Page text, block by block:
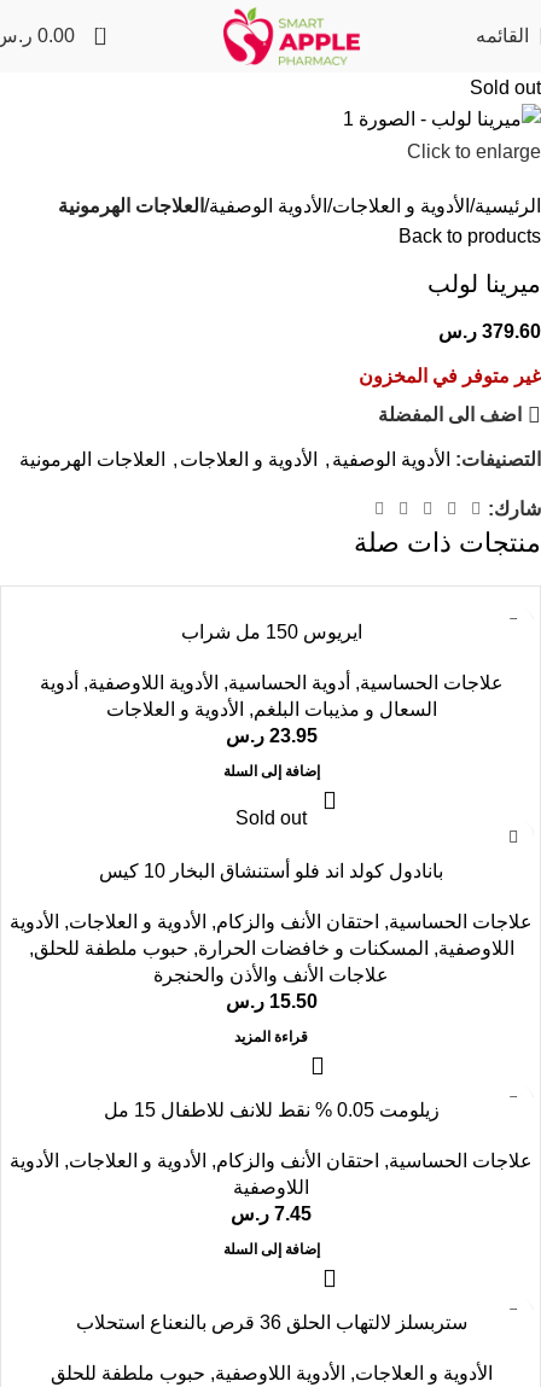
القائمه 0
0.00
Sold out
Click to enlarge
الرئيسية الأدوية و العلاجات الأدوية الوصفية العلاجات الهرمونية
Back to products
ميرينا لولب
379.60 ر.س
غير متوفر في المخزون
اضف الى المفضلة
التصنيفات: الأدوية الوصفية , الأدوية و العلاجات , العلاجات الهرمونية
شارك:
منتجات ذات صلة
ايريوس 150 مل شراب
علاجات الحساسية, أدوية الحساسية, الأدوية اللاوصفية, أدوية
السعال و مذيبات البلغم, الأدوية و العلاجات
23.95 ر.س
إضافة إلى السلة
Sold out
بانادول كولد اند فلو أستنشاق البخار 10 كيس
علاجات الحساسية, احتقان الأنف والزكام, الأدوية و العلاجات, الأدوية
اللاوصفية, المسكنات و خافضات الحرارة, حبوب ملطفة للحلق,
علاجات الأنف والأذن والحنجرة
15.50 ر.س
قراءة المزيد
زيلومت 0.05 % نقط للانف للاطفال 15 مل
علاجات الحساسية, احتقان الأنف والزكام, الأدوية و العلاجات, الأدوية
اللاوصفية
7.45 ر.س
إضافة إلى السلة
ستربسلز لالتهاب الحلق 36 قرص بالنعناع استحلاب
الأدوية و العلاجات, الأدوية اللاوصفية, حبوب ملطفة للحلق